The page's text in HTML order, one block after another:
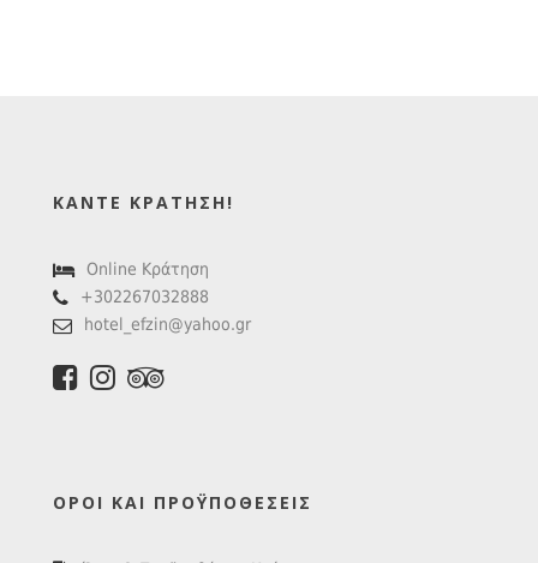
ΚΆΝΤΕ ΚΡΆΤΗΣΗ!
Online Κράτηση
+302267032888
hotel_efzin@yahoo.gr
ΌΡΟΙ ΚΑΙ ΠΡΟΫΠΟΘΈΣΕΙΣ